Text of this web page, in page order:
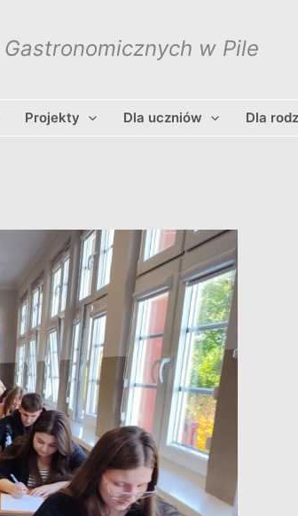
Gastronomicznych w Pile
Projekty Dla uczniów Dla